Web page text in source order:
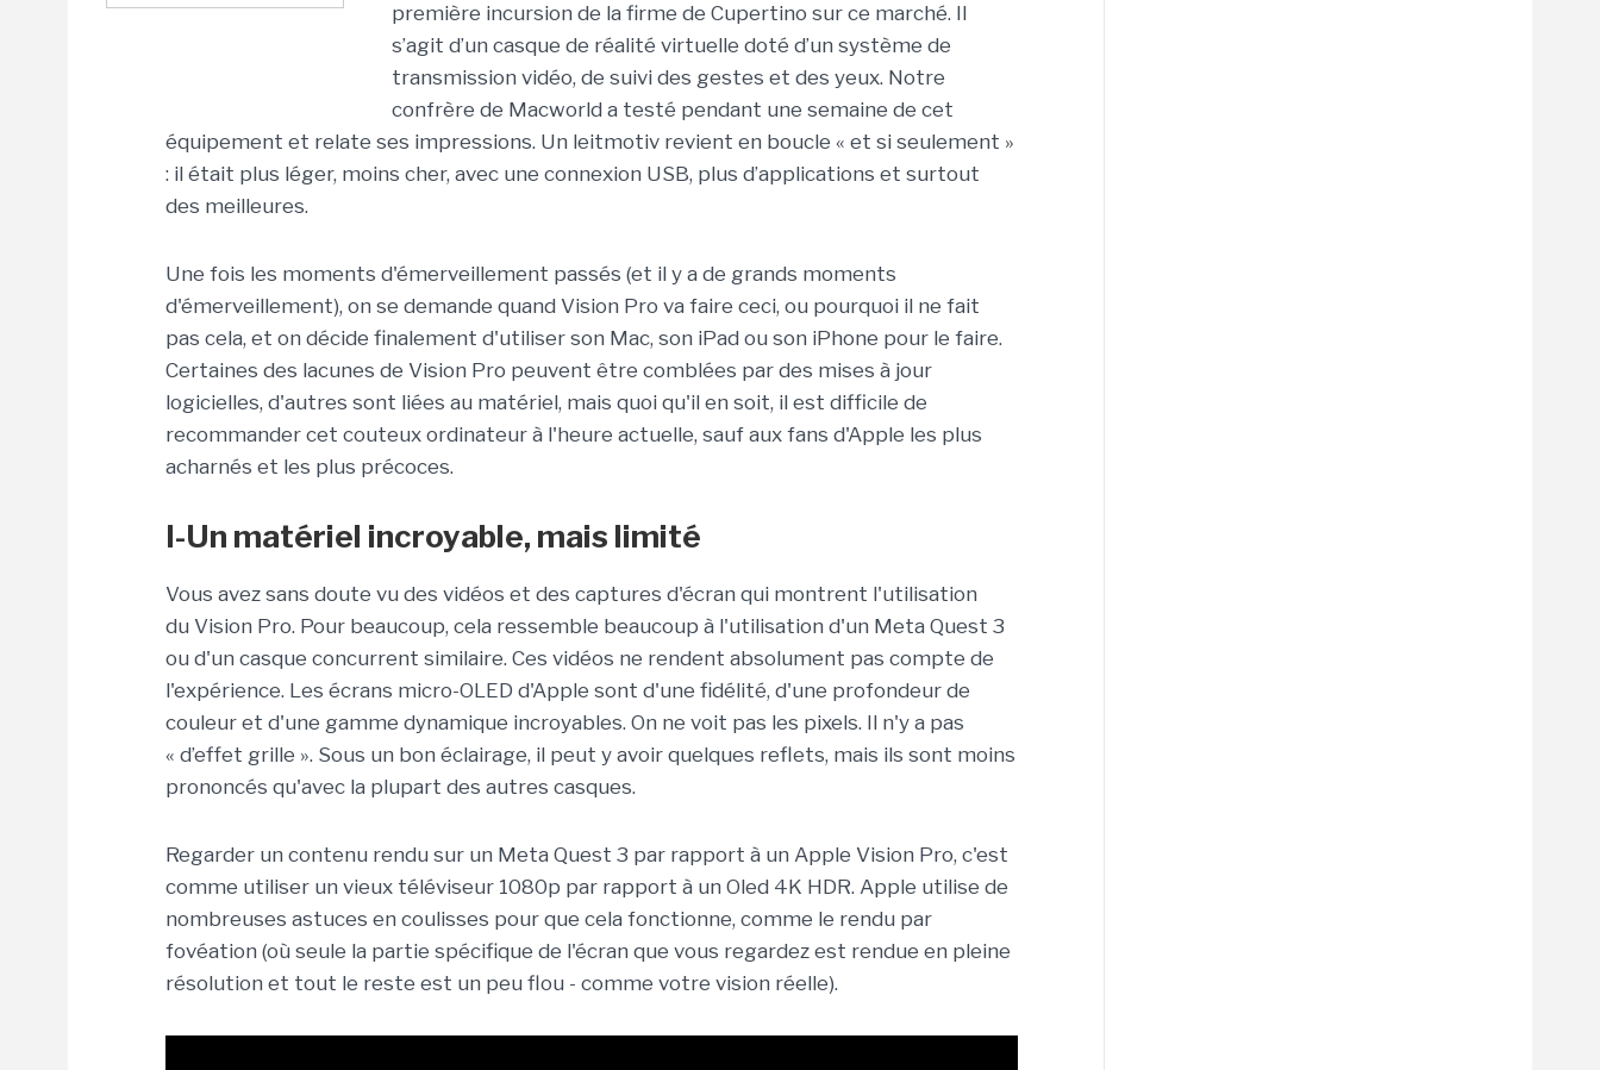
première incursion de la firme de Cupertino sur ce marché. Il
s’agit d’un casque de réalité virtuelle doté d’un système de
transmission vidéo, de suivi des gestes et des yeux. Notre
confrère de Macworld a testé pendant une semaine de cet
équipement et relate ses impressions. Un leitmotiv revient en boucle « et si seulement »
: il était plus léger, moins cher, avec une connexion USB, plus d’applications et surtout
des meilleures.
Une fois les moments d'émerveillement passés (et il y a de grands moments
d'émerveillement), on se demande quand Vision Pro va faire ceci, ou pourquoi il ne fait
pas cela, et on décide finalement d'utiliser son Mac, son iPad ou son iPhone pour le faire.
Certaines des lacunes de Vision Pro peuvent être comblées par des mises à jour
logicielles, d'autres sont liées au matériel, mais quoi qu'il en soit, il est difficile de
recommander cet couteux ordinateur à l'heure actuelle, sauf aux fans d'Apple les plus
acharnés et les plus précoces.
I-Un matériel incroyable, mais limité
Vous avez sans doute vu des vidéos et des captures d'écran qui montrent l'utilisation
du Vision Pro. Pour beaucoup, cela ressemble beaucoup à l'utilisation d'un Meta Quest 3
ou d'un casque concurrent similaire. Ces vidéos ne rendent absolument pas compte de
l'expérience. Les écrans micro-OLED d'Apple sont d'une fidélité, d'une profondeur de
couleur et d'une gamme dynamique incroyables. On ne voit pas les pixels. Il n'y a pas
« d’effet grille ». Sous un bon éclairage, il peut y avoir quelques reflets, mais ils sont moins
prononcés qu'avec la plupart des autres casques.
Regarder un contenu rendu sur un Meta Quest 3 par rapport à un Apple Vision Pro, c'est
comme utiliser un vieux téléviseur 1080p par rapport à un Oled 4K HDR. Apple utilise de
nombreuses astuces en coulisses pour que cela fonctionne, comme le rendu par
fovéation (où seule la partie spécifique de l'écran que vous regardez est rendue en pleine
résolution et tout le reste est un peu flou - comme votre vision réelle).